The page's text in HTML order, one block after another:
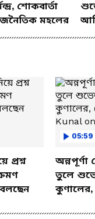
শোকবার্তা
মহলের
প্রশ্ন
05:59
অন্নপূর্ণা
তুলে